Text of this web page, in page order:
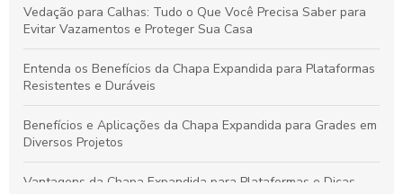
Vedação para Calhas: Tudo o Que Você Precisa Saber para
Evitar Vazamentos e Proteger Sua Casa
Entenda os Benefícios da Chapa Expandida para Plataformas
Resistentes e Duráveis
Benefícios e Aplicações da Chapa Expandida para Grades em
Diversos Projetos
Vantagens da Chapa Expandida para Plataformas e Dicas